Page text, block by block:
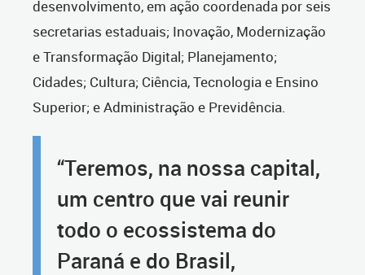
desenvolvimento, em ação coordenada por seis
secretarias estaduais; Inovação, Modernização
e Transformação Digital; Planejamento;
Cidades; Cultura; Ciência, Tecnologia e Ensino
Superior; e Administração e Previdência.
“Teremos, na nossa capital,
um centro que vai reunir
todo o ecossistema do
Paraná e do Brasil,